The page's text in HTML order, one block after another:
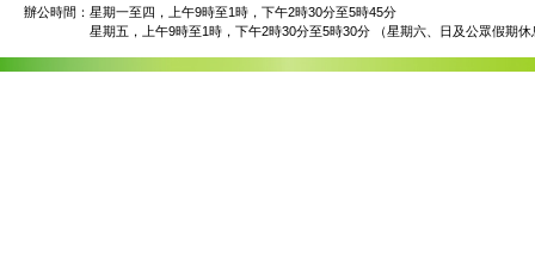
辦公時間： 星期一至四，上午9時至1時，下午2時30分至5時45分
星期五，上午9時至1時，下午2時30分至5時30分 （星期六、日及公眾假期休